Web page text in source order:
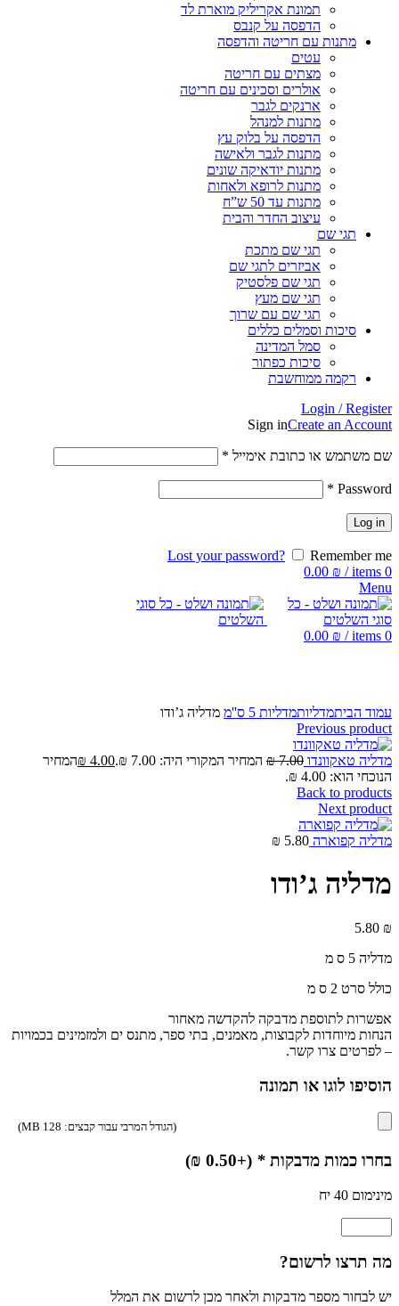
תמונת אקריליק מוארת לד
הדפסה על קנבס
מתנות עם חריטה והדפסה
עטים
מצתים עם חריטה
אולרים וסכינים עם חריטה
ארנקים לגבר
מתנות למנהל
הדפסה על בלוק עץ
מתנות לגבר ולאישה
מתנות יודאיקה שונים
מתנות לרופא ולאחות
מתנות עד 50 ש”ח
עיצוב החדר והבית
תגי שם
תגי שם מתכת
אביזרים לתגי שם
תגי שם פלסטיק
תגי שם מעץ
תגי שם עם שרוך
סיכות וסמלים כללים
סמל המדינה
סיכות כפתור
רקמה ממוחשבת
Login / Register
Sign inCreate an Account
שם משתמש או כתובת אימייל *
Password
*
Log in
Lost your password?
Remember me
0
items
/
0.00 ₪
Menu
0
items
/
0.00 ₪
עמוד הביתמדליותמדליות 5 ס''מ
מדליה ג’ודו
Previous product
מדליה טאקוונדו 7.00
₪ המחיר המקורי היה: 7.00 ₪. 4.00
₪המחיר
הנוכחי הוא: 4.00 ₪.
Back to products
Next product
מדליה קפוארה 5.80
₪
מדליה ג’ודו
5.80 ₪
מדליה 5 ס מ
כולל סרט 2 ס מ
אפשרות לתוספת מדבקה להקדשה מאחור
הנחות מיוחדות לקבוצות, מאמנים, בתי ספר, מתנס ים ולמזמינים בכמויות
– לפרטים צרו קשר.
הוסיפו לוגו או תמונה
(הגודל המרבי עבור קבצים: 128 MB)
בחרו כמות מדבקות *
(+
0.50
₪
)
מינימום 40 יח
מה תרצו לרשום?
יש לבחור מספר מדבקות ולאחר מכן לרשום את המלל